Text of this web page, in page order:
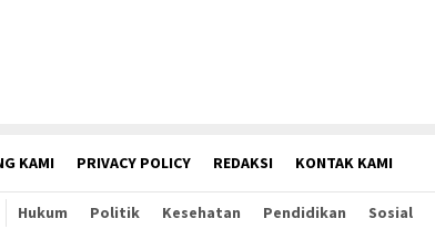
KAMI PRIVACY POLICY REDAKSI KONTAK KAMI
Hukum Politik Kesehatan Pendidikan Sosial